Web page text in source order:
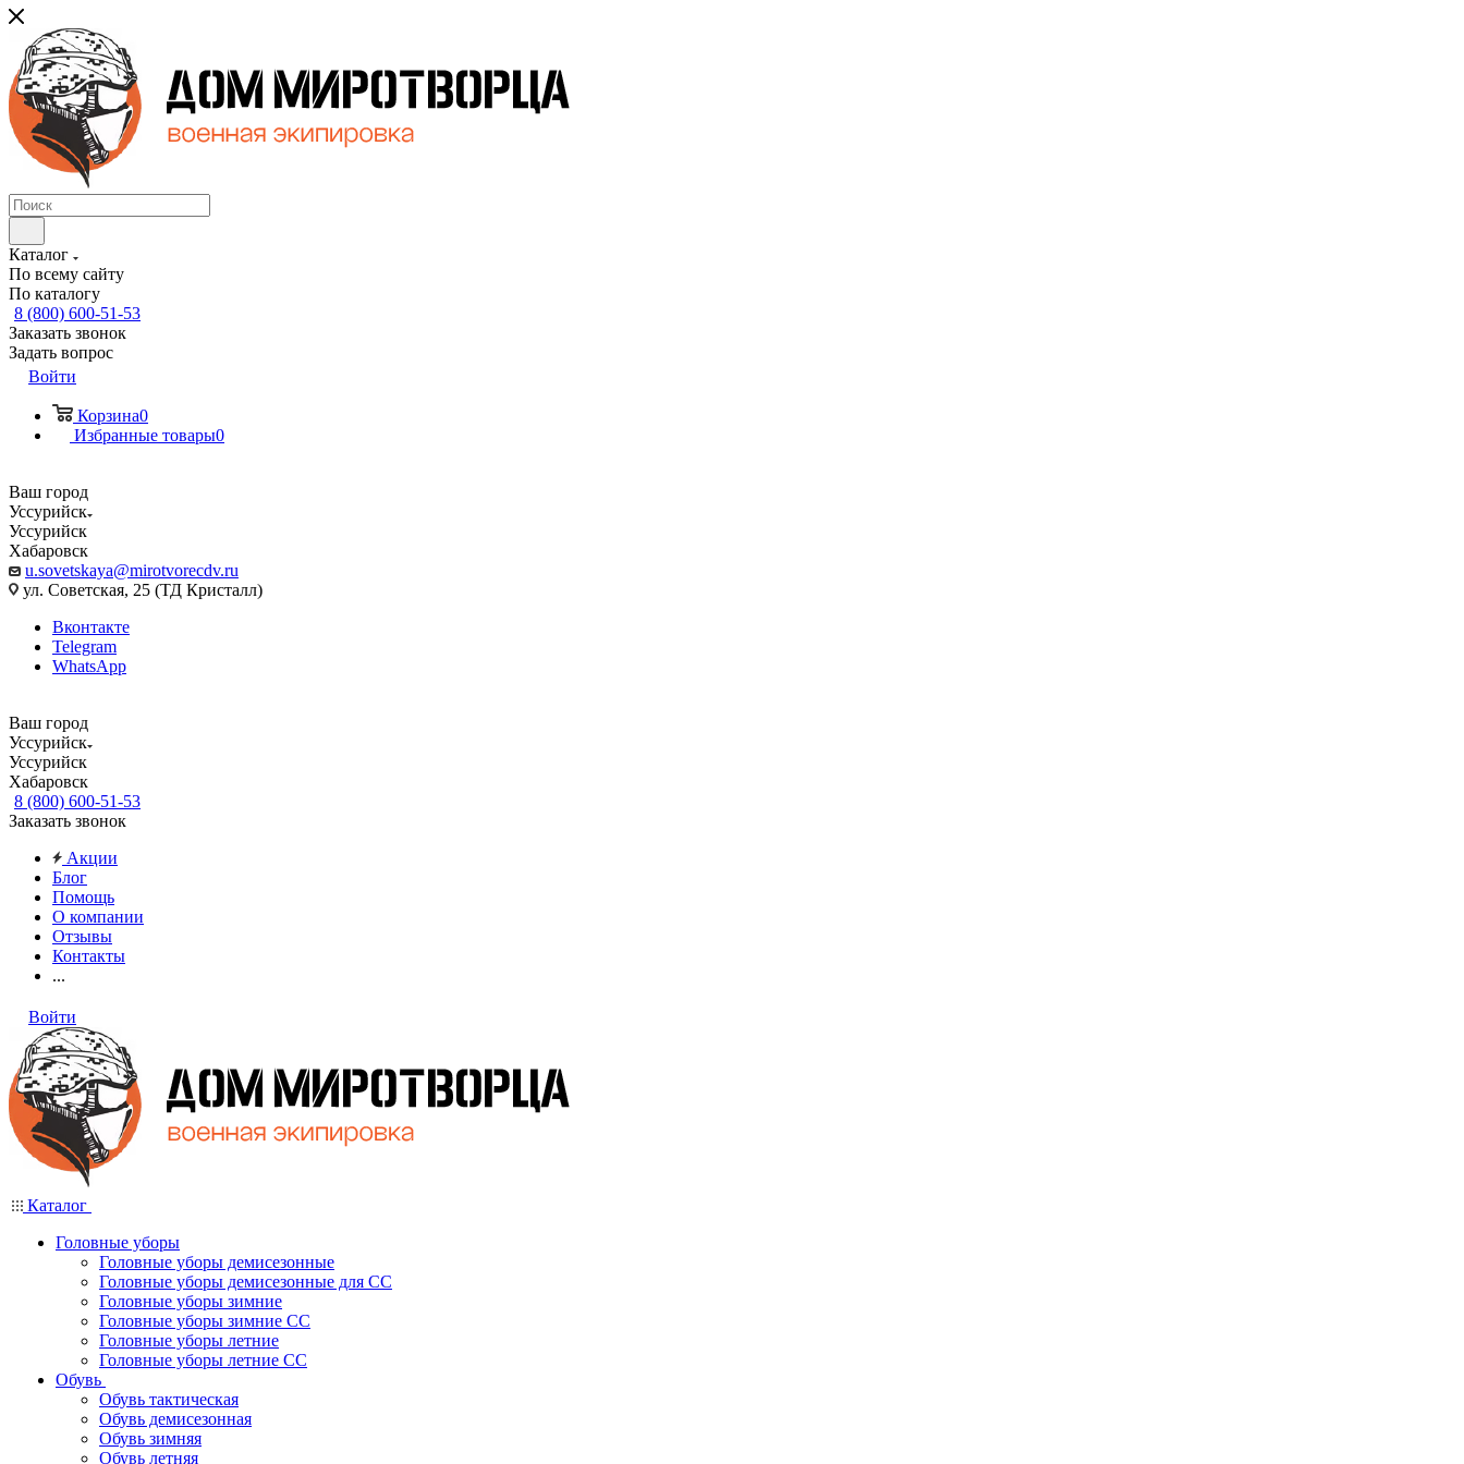
Каталог
По всему сайту
По каталогу
8 (800) 600-51-53
Заказать звонок
Задать вопрос
Войти
Корзина0
Избранные товары0
Ваш город
Уссурийск
Уссурийск
Хабаровск
u.sovetskaya@mirotvorecdv.ru
ул. Советская, 25 (ТД Кристалл)
Вконтакте
Telegram
WhatsApp
Ваш город
Уссурийск
Уссурийск
Хабаровск
8 (800) 600-51-53
Заказать звонок
Акции
Блог
Помощь
О компании
Отзывы
Контакты
...
Войти
Каталог
Головные уборы
Головные уборы демисезонные
Головные уборы демисезонные для СС
Головные уборы зимние
Головные уборы зимние СС
Головные уборы летние
Головные уборы летние СС
Обувь
Обувь тактическая
Обувь демисезонная
Обувь зимняя
Обувь летняя